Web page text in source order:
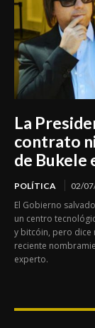
La
contrato
de Bukele
POLÍTICA 02/
El Gobierno
un centro
y bitcóin, pero dice
reciente
experto.